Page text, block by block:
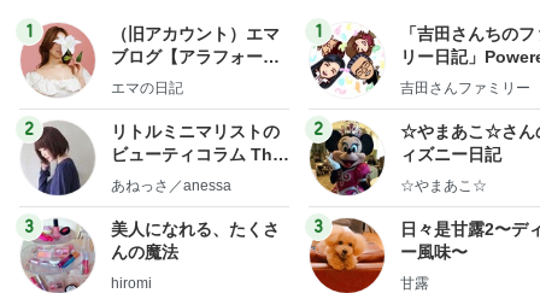
1
（旧アカウント）エマ
ブログ【アラフォー会
社売却セカンドライ
エマの日記
2
リトルミニマリストの
ビューティコラム The
little minimalist's bea
あねっさ／anessa
3
美人になれる、たくさ
んの魔法
hiromi
1
「吉田さんちの
リー日記」
y Ameba 吉田さ
ログ
吉田さんファミリー
2
☆やまあこ☆さん
ィズニー日記
☆やまあこ☆
3
日々是甘露2〜デ
ー風味〜
甘露